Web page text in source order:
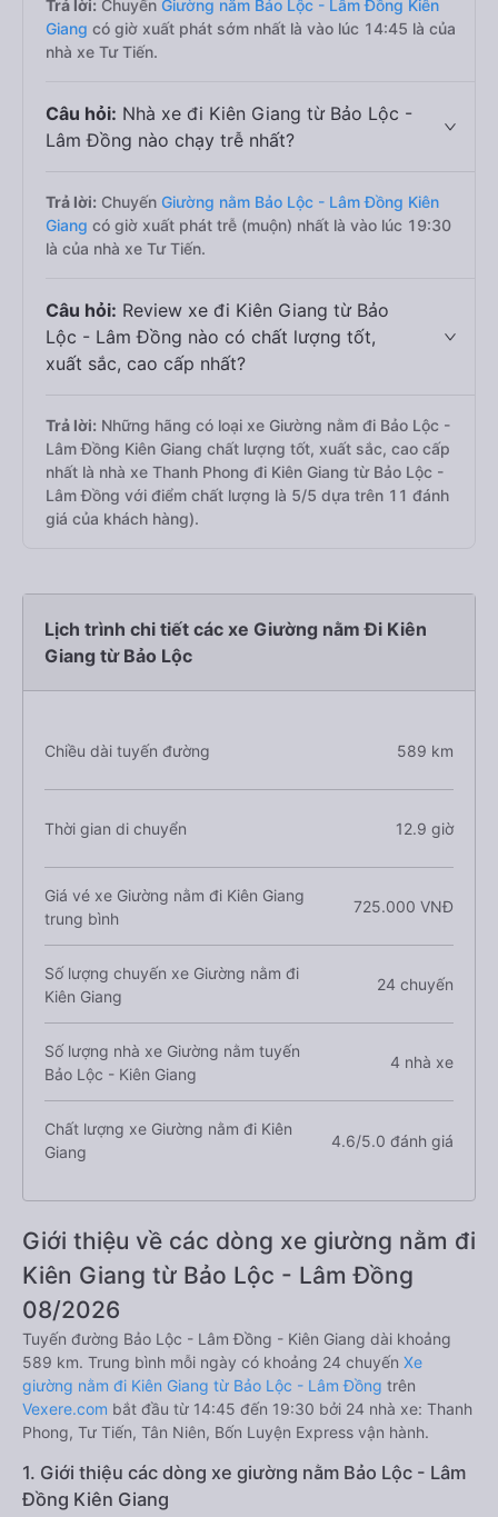
Trả lời: Chuyến Giường nằm Bảo Lộc - Lâm Đồng Kiên
Giang có giờ xuất phát sớm nhất là vào lúc 14:45 là của
nhà xe Tư Tiến.
Câu hỏi: Nhà xe đi Kiên Giang từ Bảo Lộc -
Lâm Đồng nào chạy trễ nhất?
Trả lời: Chuyến Giường nằm Bảo Lộc - Lâm Đồng Kiên
Giang có giờ xuất phát trễ (muộn) nhất là vào lúc 19:30
là của nhà xe Tư Tiến.
Câu hỏi: Review xe đi Kiên Giang từ Bảo
Lộc - Lâm Đồng nào có chất lượng tốt,
xuất sắc, cao cấp nhất?
Trả lời: Những hãng có loại xe Giường nằm đi Bảo Lộc -
Lâm Đồng Kiên Giang chất lượng tốt, xuất sắc, cao cấp
nhất là nhà xe Thanh Phong đi Kiên Giang từ Bảo Lộc -
Lâm Đồng với điểm chất lượng là 5/5 dựa trên 11 đánh
giá của khách hàng).
Lịch trình chi tiết các xe Giường nằm Đi Kiên
Giang từ Bảo Lộc
Chiều dài tuyến đường 589 km
Thời gian di chuyển 12.9 giờ
Giá vé xe Giường nằm đi Kiên Giang
trung bình
725.000 VNĐ
Số lượng chuyến xe Giường nằm đi
Kiên Giang
24 chuyến
Số lượng nhà xe Giường nằm tuyến
Bảo Lộc - Kiên Giang
4 nhà xe
Chất lượng xe Giường nằm đi Kiên
Giang
4.6/5.0 đánh giá
Giới thiệu về các dòng xe giường nằm đi
Kiên Giang từ Bảo Lộc - Lâm Đồng
08/2026
Tuyến đường Bảo Lộc - Lâm Đồng - Kiên Giang dài khoảng
589 km. Trung bình mỗi ngày có khoảng 24 chuyến Xe
giường nằm đi Kiên Giang từ Bảo Lộc - Lâm Đồng trên
Vexere.com bắt đầu từ 14:45 đến 19:30 bởi 24 nhà xe: Thanh
Phong, Tư Tiến, Tân Niên, Bốn Luyện Express vận hành.
1. Giới thiệu các dòng xe giường nằm Bảo Lộc - Lâm
Đồng Kiên Giang